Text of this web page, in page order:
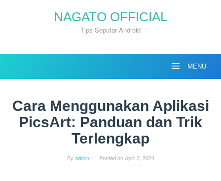
NAGATO OFFICIAL
Tips Seputar Android
MENU
Cara Menggunakan Aplikasi
PicsArt: Panduan dan Trik
Terlengkap
By admin Posted onApril 3, 2024